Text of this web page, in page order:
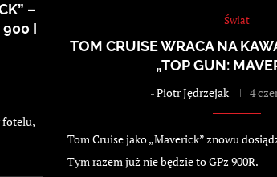
–
900 I
fotelu,
Świat
TOM CRUISE WRACA NA
„TOP GUN:
-Piotr Jędrzejak 4
Tom Cruise jako „Maverick” znowu
Tym razem już nie będzie to GPz 900R.